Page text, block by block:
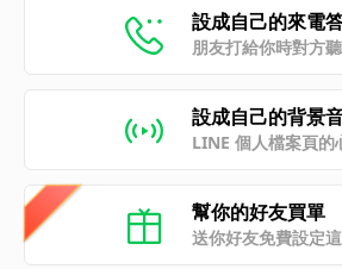
設成自己的來電
朋友打給你時對方
設成自己的背景
LINE 個人檔案頁的
幫你的好友買單
送你好友免費設定